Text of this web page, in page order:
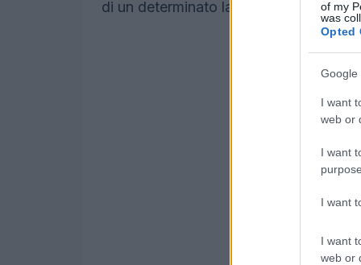
of my
was
Opted
Google
I want
web or
I want
I want
I want
web or
di un determinato lavoro, vedi sotto